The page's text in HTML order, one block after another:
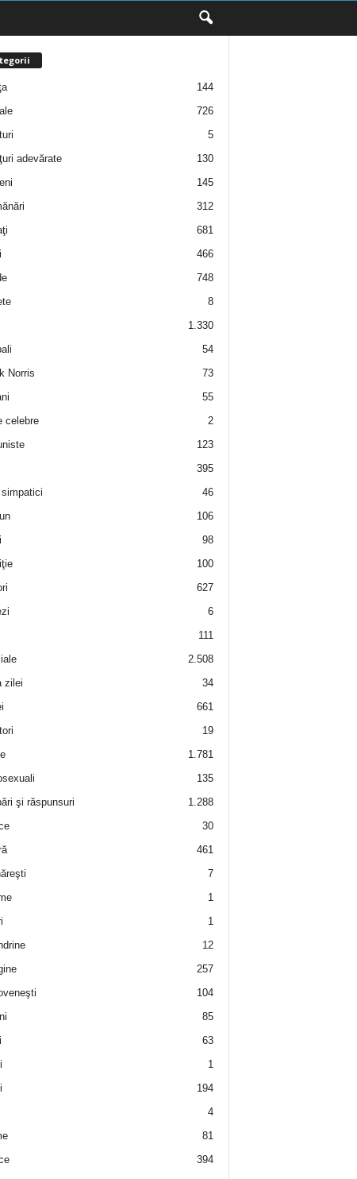
144
726
5
adevărate
130
145
312
681
466
748
8
1.330
54
Norris
73
55
celebre
2
123
395
46
106
98
100
627
6
111
2.508
zilei
34
661
19
1.781
135
şi răspunsuri
1.288
30
461
7
1
1
12
257
104
85
63
1
194
4
81
394